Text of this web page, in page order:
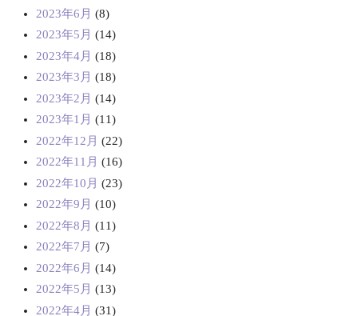
2023年6月 (8)
2023年5月 (14)
2023年4月 (18)
2023年3月 (18)
2023年2月 (14)
2023年1月 (11)
2022年12月 (22)
2022年11月 (16)
2022年10月 (23)
2022年9月 (10)
2022年8月 (11)
2022年7月 (7)
2022年6月 (14)
2022年5月 (13)
2022年4月 (31)